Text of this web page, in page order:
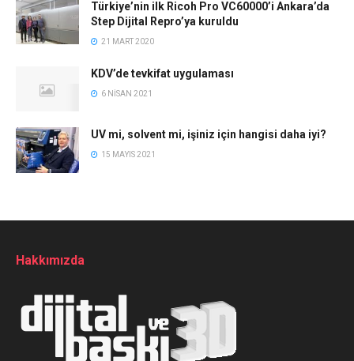
Türkiye’nin ilk Ricoh Pro VC60000’i Ankara’da
Step Dijital Repro’ya kuruldu
21 MART 2020
KDV’de tevkifat uygulaması
6 NISAN 2021
UV mi, solvent mi, işiniz için hangisi daha iyi?
15 MAYIS 2021
Hakkımızda